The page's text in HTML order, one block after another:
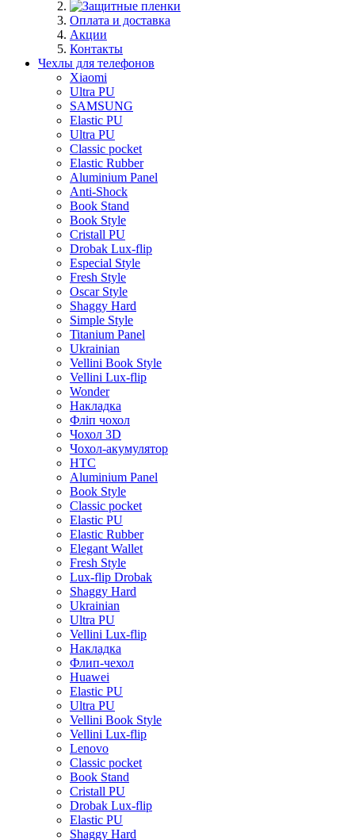
Оплата и доставка
Акции
Контакты
Чехлы для телефонов
Xiaomi
Ultra PU
SAMSUNG
Elastic PU
Ultra PU
Classic pocket
Elastic Rubber
Aluminium Panel
Anti-Shock
Book Stand
Book Style
Cristall PU
Drobak Lux-flip
Especial Style
Fresh Style
Oscar Style
Shaggy Hard
Simple Style
Titanium Panel
Ukrainian
Vellini Book Style
Vellini Lux-flip
Wonder
Накладка
Фліп чохол
Чохол 3D
Чохол-акумулятор
HTC
Aluminium Panel
Book Style
Classic pocket
Elastic PU
Elastic Rubber
Elegant Wallet
Fresh Style
Lux-flip Drobak
Shaggy Hard
Ukrainian
Ultra PU
Vellini Lux-flip
Накладка
Флип-чехол
Huawei
Elastic PU
Ultra PU
Vellini Book Style
Vellini Lux-flip
Lenovo
Classic pocket
Book Stand
Cristall PU
Drobak Lux-flip
Elastic PU
Shaggy Hard